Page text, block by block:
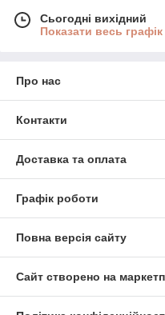
Сьогодні вихідний
Показати весь
Про нас
Контакти
Доставка та оплата
Графік роботи
Повна версія сайту
Сайт створено на